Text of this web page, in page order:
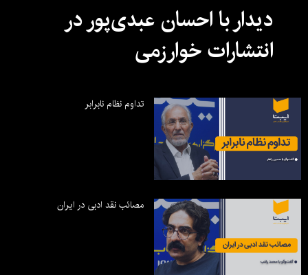
دیدار با احسان عبدی‌پور در
انتشارات خوارزمی
تداوم نظام نابرابر
مصائب نقد ادبی در ایران